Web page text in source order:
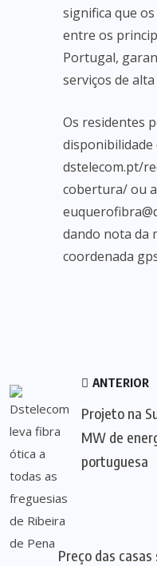
significa que
entre os
Portugal,
serviços de
Os residentes
dstelecom.pt/
cobertura/ ou
dando nota da
coordenada
ANTERIOR
Projeto na
MW de
portuguesa
Preço das